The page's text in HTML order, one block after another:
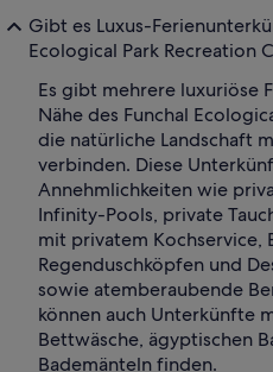
Gibt es Luxus-
Ecological Park Recreation
Es gibt mehrere luxuriöse
Nähe des Funchal
die natürliche Landschaft
verbinden. Diese
Annehmlichkeiten wie
Infinity-Pools, private
mit privatem Kochservice,
Regenduschköpfen und
sowie atemberaubende
können auch Unterkünfte
Bettwäsche, ägyptischen
Bademänteln finden.